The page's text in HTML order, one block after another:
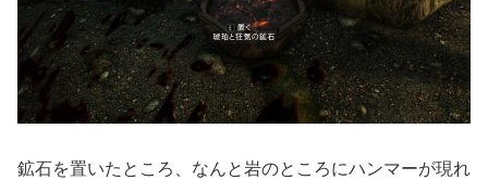
鉱石を置いたところ、なんと岩のところにハンマーが現れ